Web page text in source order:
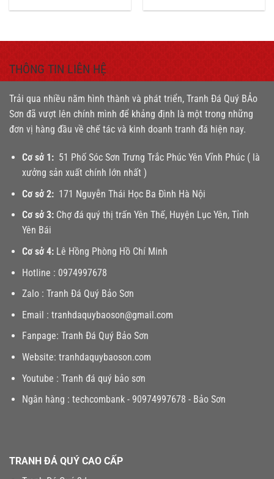
THÔNG TIN LIÊN HỆ
Trải qua nhiều năm hình thành và phát triển, Tranh Đá Quý BẢo
Sơn đã vượt lên chính mình để khảng định là một trong những
đơn vị hàng đầu về chế tác và kinh doanh tranh đá hiện nay.
Cơ sở 1:51 Phố Sóc Sơn Trưng Trắc Phúc Yên Vĩnh Phúc ( là
xưởng sản xuất chính lớn nhất )
Cơ sở 2:171 Nguyễn Thái Học Ba Đình Hà Nội
Cơ sở 3:Chợ đá quý thị trấn Yên Thế, Huyện Lục Yên, Tỉnh
Yên Bái
Cơ sở 4:Lê Hồng Phòng Hồ Chí Minh
Hotline : 0974997678
Zalo : Tranh Đá Quý Bảo Sơn
Email : tranhdaquybaoson@gmail.com
Fanpage: Tranh Đá Quý Bảo Sơn
Website: tranhdaquybaoson.com
Youtube : Tranh đá quý bảo sơn
Ngân hàng : techcombank - 90974997678 - Bảo Sơn
TRANH ĐÁ QUÝ CAO CẤP